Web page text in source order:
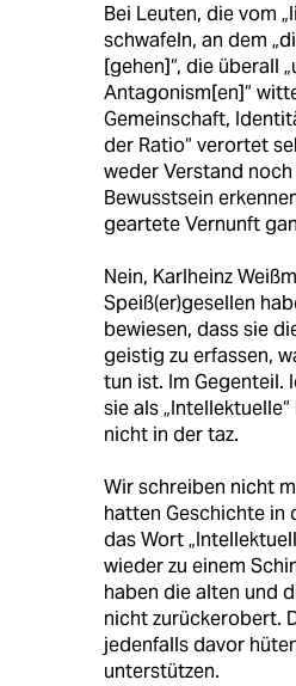
Bei Leuten, die vom
schwafeln, an dem
[gehen]“, die überall
Antagonism[en]“
Gemeinschaft,
der Ratio“ verortet
weder Verstand
Bewusstsein
geartete Vernunft
Nein, Karlheinz
Speiß(er)gesellen
bewiesen, dass sie
geistig zu erfassen,
tun ist. Im Gegenteil.
sie als
nicht in der taz.
Wir schreiben nicht
hatten Geschichte in
das Wort
wieder zu einem
haben die alten und
nicht zurückerobert.
jedenfalls davor
unterstützen.